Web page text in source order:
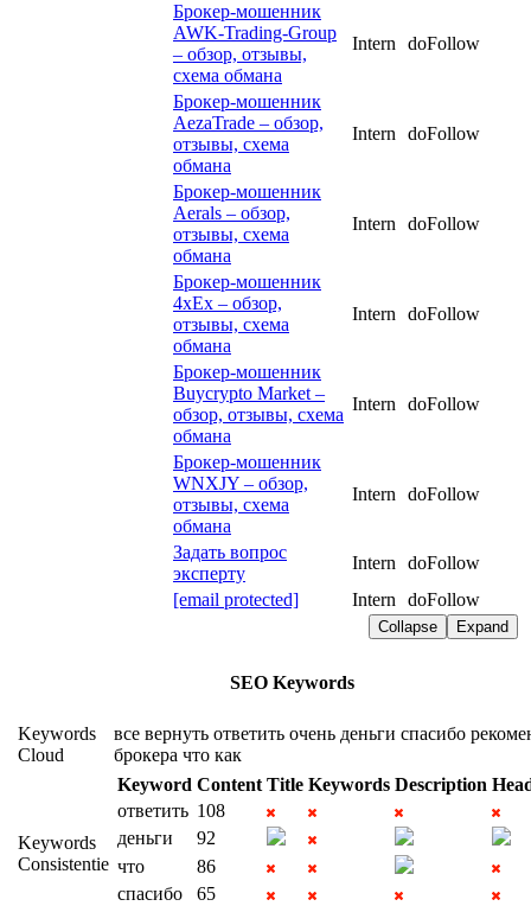
Брокер-мошенник
AWK-Trading-Group
– обзор, отзывы,
схема обмана
Intern doFollow
Брокер-мошенник
AezaTrade – обзор,
отзывы, схема
обмана
Intern doFollow
Брокер-мошенник
Aerals – обзор,
отзывы, схема
обмана
Intern doFollow
Брокер-мошенник
4xEx – обзор,
отзывы, схема
обмана
Intern doFollow
Брокер-мошенник
Buycrypto Market –
обзор, отзывы, схема
обмана
Intern doFollow
Брокер-мошенник
WNXJY – обзор,
отзывы, схема
обмана
Intern doFollow
Задать вопрос
эксперту
Intern
doFollow
[email protected]
Intern doFollow
Expand
Collapse
SEO Keywords
Keywords
Cloud
все вернуть ответить очень деньги спасибо
брокера что как
Keywords
Consistentie
Keyword Content Title Keywords Description
ответить 108
деньги
92
что
86
спасибо
65